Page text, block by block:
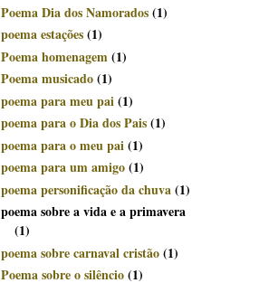
Poema Dia dos Namorados(1)
poema estações(1)
Poema homenagem(1)
Poema musicado(1)
poema para meu pai(1)
poema para o Dia dos Pais(1)
poema para o meu pai(1)
poema para um amigo(1)
poema personificação da chuva(1)
poema sobre a vida e a primavera
(1)
poema sobre carnaval cristão(1)
Poema sobre o silêncio(1)